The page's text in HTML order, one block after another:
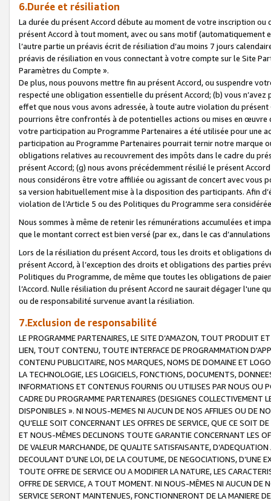
6.Durée et résiliation
La durée du présent Accord débute au moment de votre inscription
présent Accord à tout moment, avec ou sans motif (automatiquement
l’autre partie un préavis écrit de résiliation d’au moins 7 jours
préavis de résiliation en vous connectant à votre compte sur le Site
Paramètres du Compte ».
De plus, nous pouvons mettre fin au présent Accord, ou suspendre
respecté une obligation essentielle du présent Accord; (b) vous
effet que nous vous avons adressée, à toute autre violation du
pourrions être confrontés à de potentielles actions ou mises en
votre participation au Programme Partenaires a été utilisée pour une
participation au Programme Partenaires pourrait ternir notre marque
obligations relatives au recouvrement des impôts dans le cadre du
présent Accord; (g) nous avons précédemment résilié le présent
nous considérons être votre affiliée ou agissant de concert avec vous
sa version habituellement mise à la disposition des participants. Afin
violation de l’Article 5 ou des Politiques du Programme sera
Nous sommes à même de retenir les rémunérations accumulées et
que le montant correct est bien versé (par ex., dans le cas
Lors de la résiliation du présent Accord, tous les droits et obligations
présent Accord, à l’exception des droits et obligations des parties
Politiques du Programme, de même que toutes les obligations de
l’Accord. Nulle résiliation du présent Accord ne saurait dégager l'une
ou de responsabilité survenue avant la résiliation.
7.Exclusion de responsabilité
LE PROGRAMME PARTENAIRES, LE SITE D’AMAZON, TOUT PRODUIT
LIEN, TOUT CONTENU, TOUTE INTERFACE DE PROGRAMMATION
CONTENU PUBLICITAIRE, NOS MARQUES, NOMS DE DOMAINE ET
LA TECHNOLOGIE, LES LOGICIELS, FONCTIONS, DOCUMENTS,
INFORMATIONS ET CONTENUS FOURNIS OU UTILISES PAR NOUS OU
CADRE DU PROGRAMME PARTENAIRES (DESIGNES COLLECTIVEMENT
DISPONIBLES ». NI NOUS-MEMES NI AUCUN DE NOS AFFILIES OU DE
QU’ELLE SOIT CONCERNANT LES OFFRES DE SERVICE, QUE CE SOIT
ET NOUS-MÊMES DECLINONS TOUTE GARANTIE CONCERNANT LES
DE VALEUR MARCHANDE, DE QUALITE SATISFAISANTE,
DECOULANT D’UNE LOI, DE LA COUTUME, DE NEGOCIATIONS, D’UNE
TOUTE OFFRE DE SERVICE OU A MODIFIER LA NATURE, LES
OFFRE DE SERVICE, A TOUT MOMENT. NI NOUS-MÊMES NI AUCUN DE
SERVICE SERONT MAINTENUES, FONCTIONNERONT DE LA MANIERE